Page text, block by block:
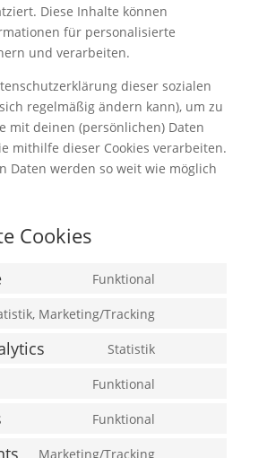
Diese Inhalte können
für personalisierte
und verarbeiten.
dieser sozialen
regelmäßig ändern kann), um zu
mit deinen (persönlichen) Daten
mithilfe dieser Cookies verarbeiten.
Daten werden so weit wie möglich
Cookies
Funktional
Marketing/Tracking
Statistik
Funktional
Funktional
Marketing/Tracking